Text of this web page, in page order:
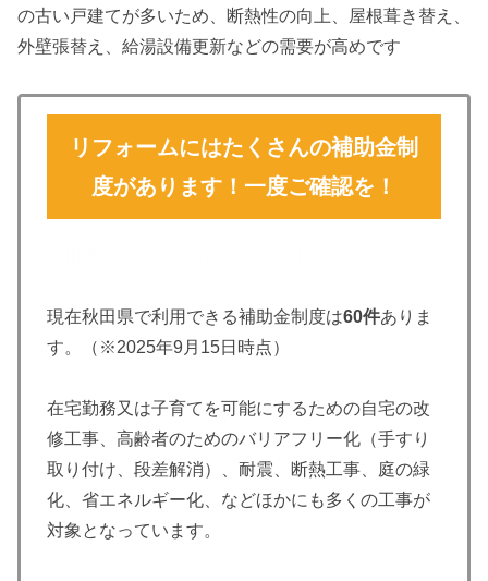
の古い戸建てが多いため、断熱性の向上、屋根葺き替え、
外壁張替え、給湯設備更新などの需要が高めです
リフォームにはたくさんの補助金制
度があります！一度ご確認を！
現在秋田県で利用できる補助金制度は60件ありま
す。（※2025年9月15日時点）
在宅勤務又は子育てを可能にするための自宅の改
修工事、高齢者のためのバリアフリー化（手すり
取り付け、段差解消）、耐震、断熱工事、庭の緑
化、省エネルギー化、などほかにも多くの工事が
対象となっています。